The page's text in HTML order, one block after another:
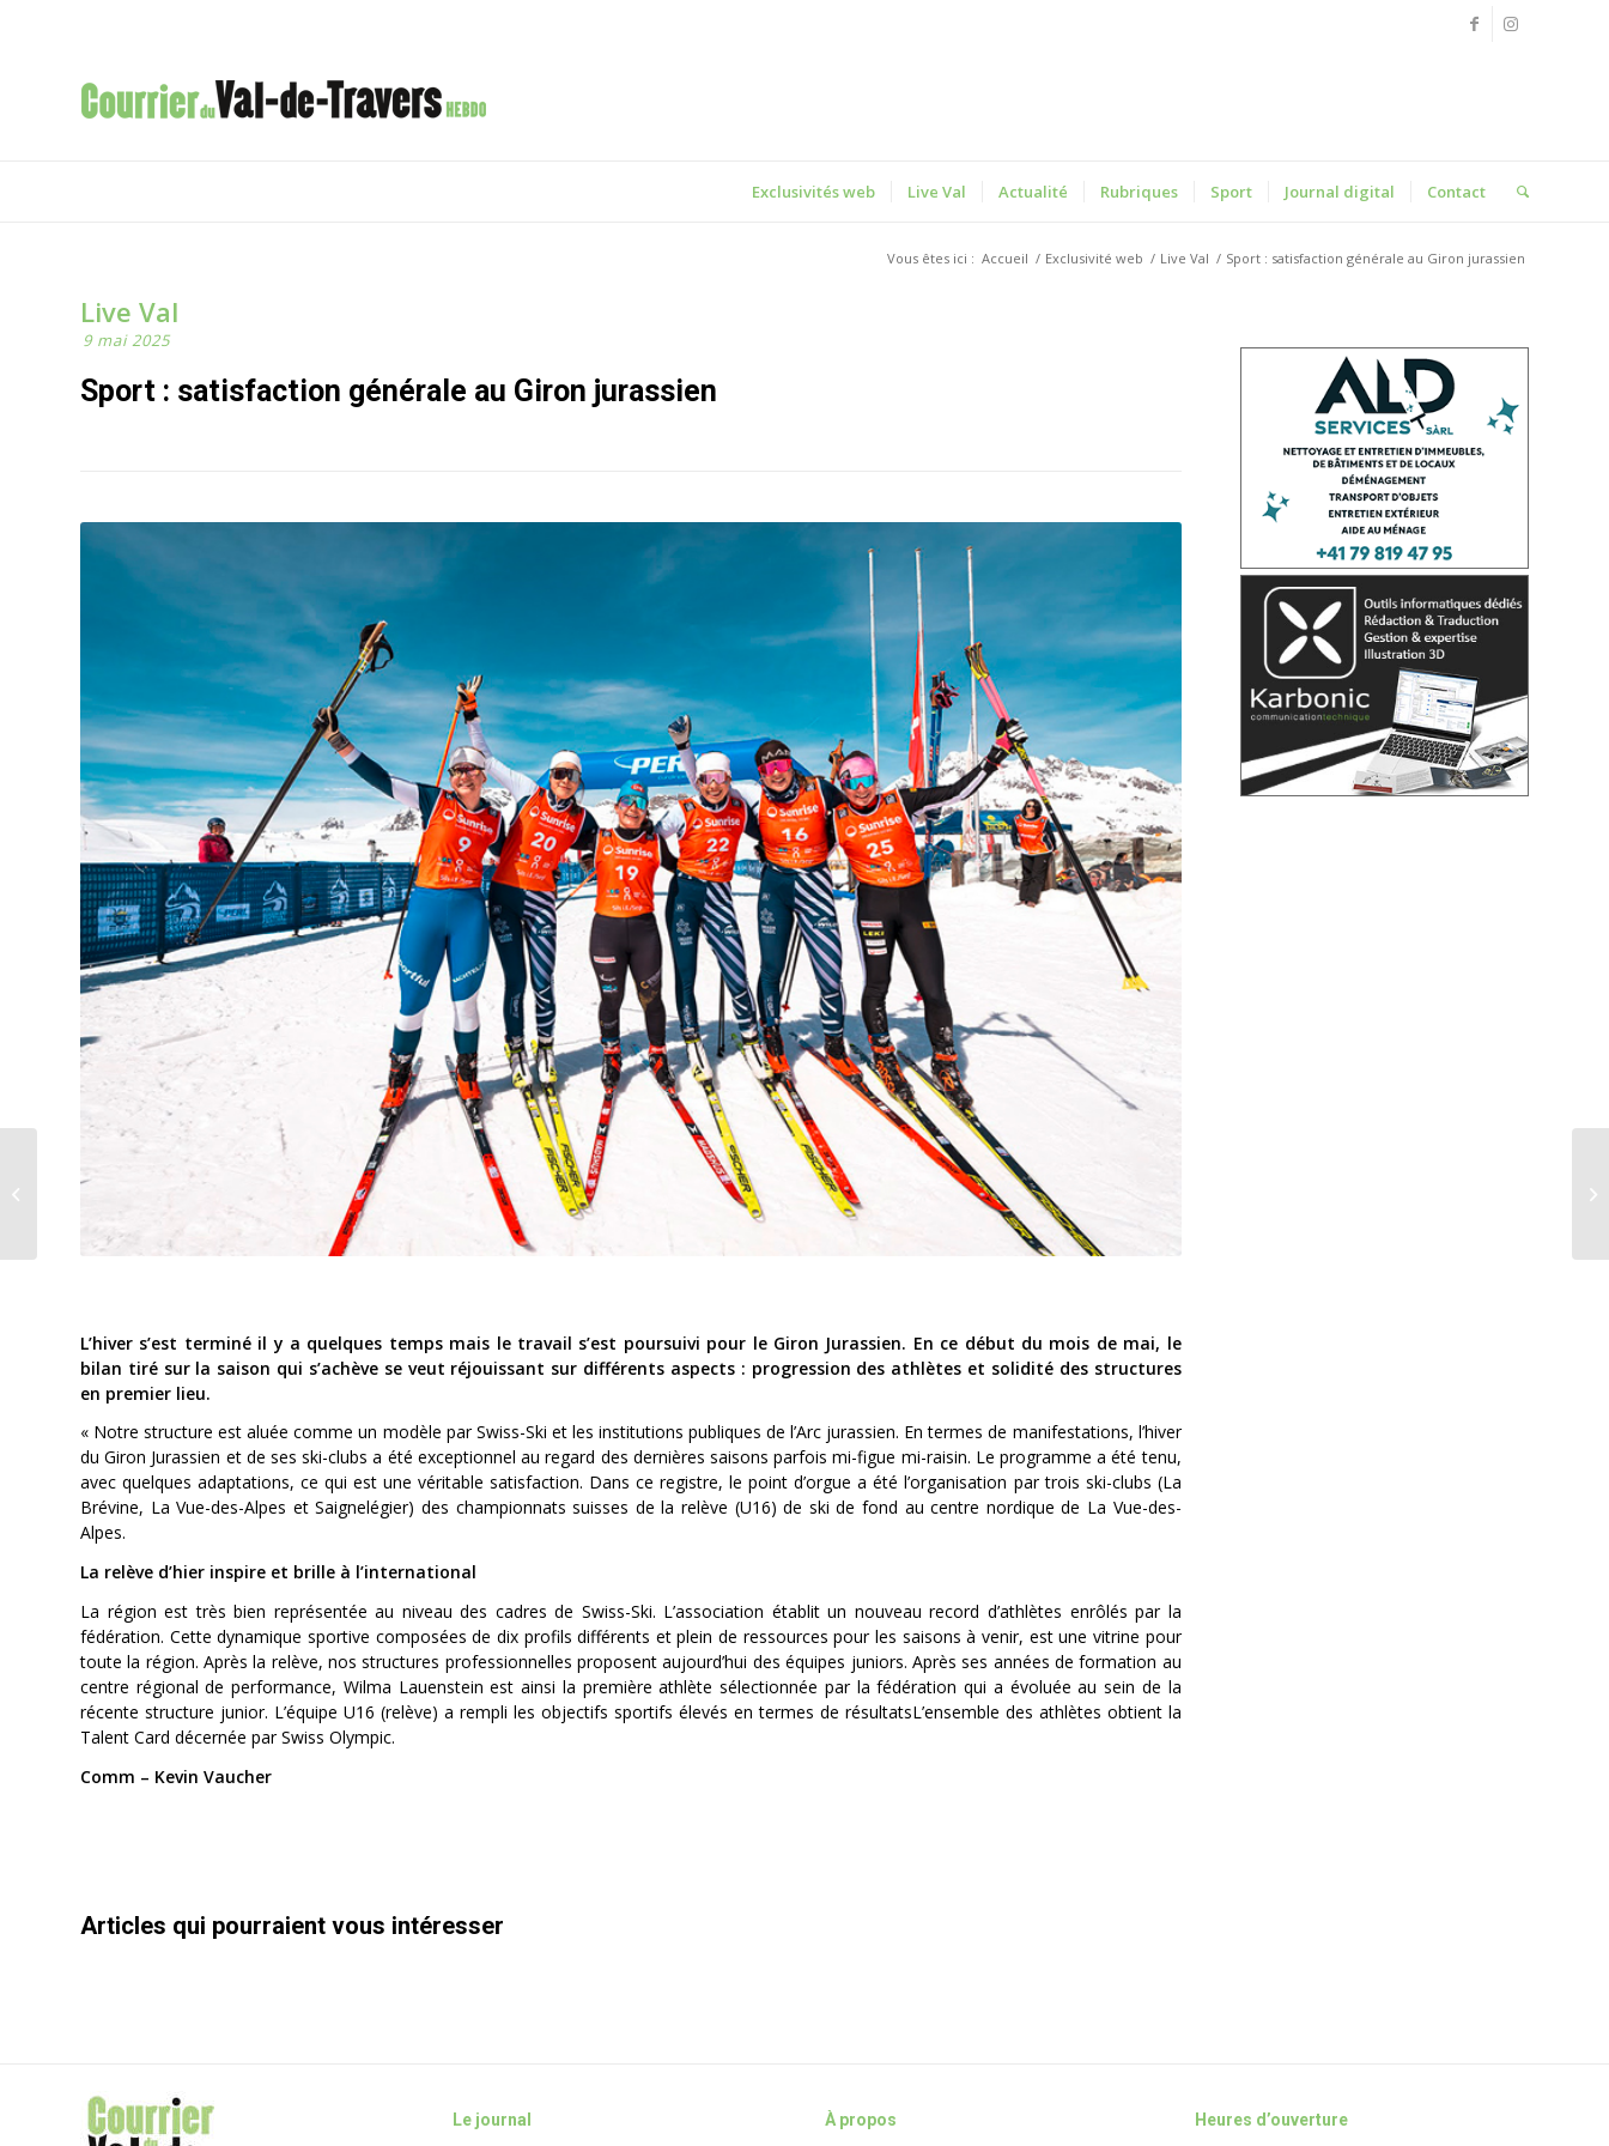
Exclusivités web Live Val Actualité Rubriques Sport Journal digital Contact
Vous êtes ici : Accueil / Exclusivité web / Live Val / Sport : satisfaction générale au Giron jurassien
Live Val
9 mai 2025
Sport : satisfaction générale au Giron jurassien
L’hiver s’est terminé il y a quelques temps mais le travail s’est poursuivi pour le Giron Jurassien. En ce début du mois de mai, le
bilan tiré sur la saison qui s’achève se veut réjouissant sur différents aspects : progression des athlètes et solidité des structures
en premier lieu.
« Notre structure est aluée comme un modèle par Swiss-Ski et les institutions publiques de l’Arc jurassien. En termes de manifestations, l’hiver
du Giron Jurassien et de ses ski-clubs a été exceptionnel au regard des dernières saisons parfois mi-figue mi-raisin. Le programme a été tenu,
avec quelques adaptations, ce qui est une véritable satisfaction. Dans ce registre, le point d’orgue a été l’organisation par trois ski-clubs (La
Brévine, La Vue-des-Alpes et Saignelégier) des championnats suisses de la relève (U16) de ski de fond au centre nordique de La Vue-des-
Alpes.
La relève d’hier inspire et brille à l’international
La région est très bien représentée au niveau des cadres de Swiss-Ski. L’association établit un nouveau record d’athlètes enrôlés par la
fédération. Cette dynamique sportive composées de dix profils différents et plein de ressources pour les saisons à venir, est une vitrine pour
toute la région. Après la relève, nos structures professionnelles proposent aujourd’hui des équipes juniors. Après ses années de formation au
centre régional de performance, Wilma Lauenstein est ainsi la première athlète sélectionnée par la fédération qui a évoluée au sein de la
récente structure junior. L’équipe U16 (relève) a rempli les objectifs sportifs élevés en termes de résultatsL’ensemble des athlètes obtient la
Talent Card décernée par Swiss Olympic.
Comm – Kevin Vaucher
Articles qui pourraient vous intéresser
Le journal À propos Heures d’ouverture